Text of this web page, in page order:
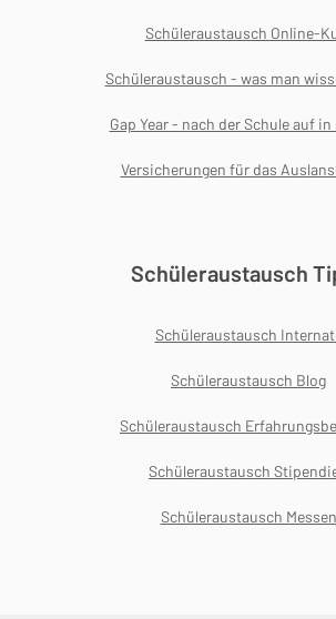
Schüleraustausch Online-
Schüleraustausch - was man
Gap Year - nach der Schule auf in
Versicherungen für das
Schüleraustausch
Schüleraustausch
Schüleraustausch Blog
Schüleraustausch
Schüleraustausch
Schüleraustausch Messen